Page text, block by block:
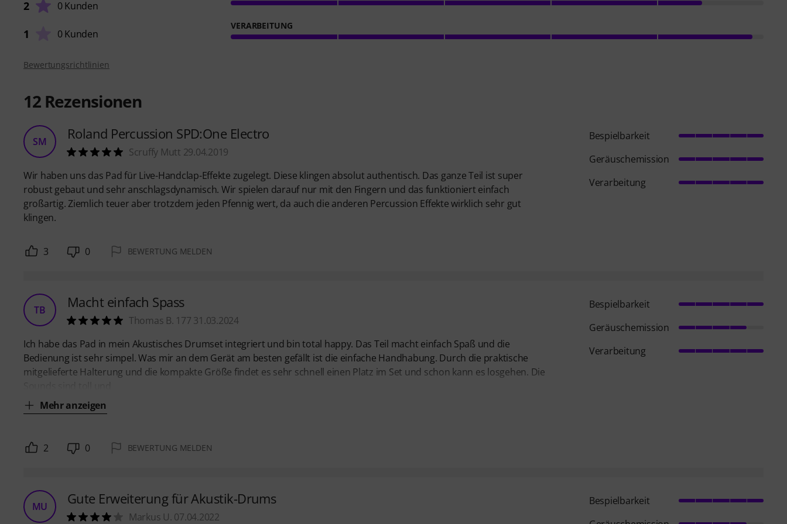
2 0 Kunden
1 0 Kunden
VERARBEITUNG
Bewertungsrichtlinien
12 Rezensionen
SM Roland Percussion SPD:One Electro
Scruffy Mutt 29.04.2019
Wir haben uns das Pad für Live-Handclap-Effekte zugelegt. Diese klingen absolut authentisch. Das ganze Teil ist super
robust gebaut und sehr anschlagsdynamisch. Wir spielen darauf nur mit den Fingern und das funktioniert einfach
großartig. Ziemlich teuer aber trotzdem jeden Pfennig wert, da auch die anderen Percussion Effekte wirklich sehr gut
klingen.
Bespielbarkeit
Geräuschemission
Verarbeitung
3 0 BEWERTUNG MELDEN
TB Macht einfach Spass
Thomas B. 177 31.03.2024
Ich habe das Pad in mein Akustisches Drumset integriert und bin total happy. Das Teil macht einfach Spaß und die
Bedienung ist sehr simpel. Was mir an dem Gerät am besten gefällt ist die einfache Handhabung. Durch die praktische
mitgelieferte Halterung und die kompakte Größe findet es sehr schnell einen Platz im Set und schon kann es losgehen. Die
Mehr anzeigen
Bespielbarkeit
Geräuschemission
Verarbeitung
2 0 BEWERTUNG MELDEN
MU Gute Erweiterung für Akustik-Drums
Markus U. 07.04.2022
Bespielbarkeit